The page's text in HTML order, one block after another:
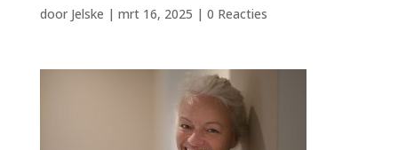
door Jelske | mrt 16, 2025 | 0 Reacties